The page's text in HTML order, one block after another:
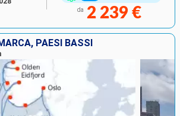
da 2 239 €
PAESI BASSI